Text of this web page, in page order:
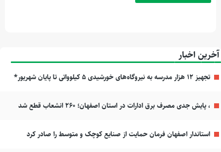
آخرین اخبار
تجهیز ۱۲ هزار مدرسه به نیروگاه‌های خورشیدی ۵ کیلوواتی تا پایان شهریور*
، پایش جدی مصرف برق ادارات در استان اصفهان؛ ۲۶۰ انشعاب قطع شد
استاندار اصفهان فرمان حمایت از صنایع کوچک و متوسط را صادر کرد